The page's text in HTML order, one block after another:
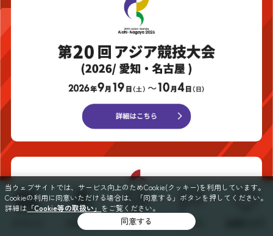
スポット 特集 コース
当ウェブサイトでは、サービス向上のためCookie(クッキー)を利用しています。
Cookieの利用に同意いただける場合は、「同意する」ボタンを押してください。
詳細は 「Cookie等の取扱い」 をご覧ください。
同意する